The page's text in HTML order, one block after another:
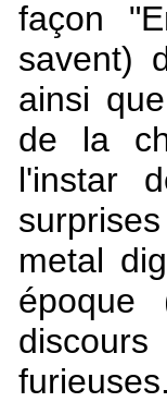
façon
savent)
ainsi
de la
l'instar
metal